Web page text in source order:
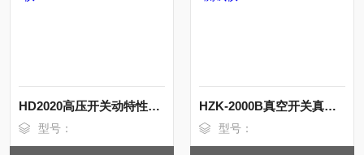
HD2020高压开关动特性分析仪
型号：
HZK-2000B真空开关真空度测试仪
型号：